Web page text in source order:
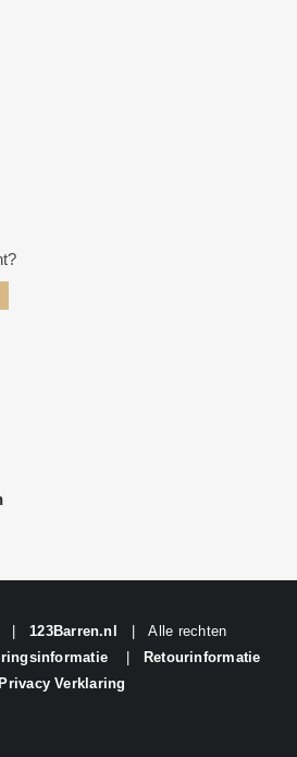
| 123Barren.nl | Alle rechten
| Retourinformatie
Verklaring